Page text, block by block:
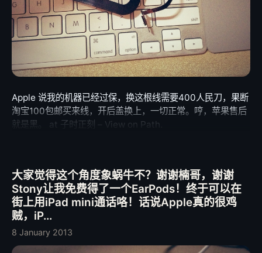
Apple 说我的机器已经过保，换这根线需要400人民刀，果断
淘宝100包邮买来线，开后盖换上，一切正常。哼，苹果售后
就是黑。 at 子时正刻 – View on Path.
大家觉得这个角度象蜗牛不？谢谢楠哥，谢谢
Stony让我免费得了一个EarPods！终于可以在
街上用iPad mini通话咯！话说Apple真的很鸡
贼，iP...
8 January 2013